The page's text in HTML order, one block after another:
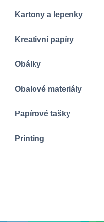
Kartony a lepenky
Kreativní papíry
Obálky
Obalové materiály
Papírové tašky
Printing